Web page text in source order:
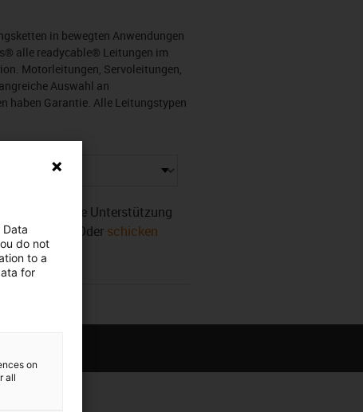
in bewegten Anwendungen
alle readycable® Leitungen im
Motorleitungen, Servoleitungen,
Auswahl an
haben Garantie. Alle Leitungstypen
Benötigen Sie Unterstützung
weiter! Oder schicken
do not
to a
for
on
all